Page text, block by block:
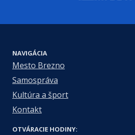
NAVIGÁCIA
Mesto Brezno
Samospráva
Kultúra a šport
Kontakt
OTVÁRACIE HODINY: